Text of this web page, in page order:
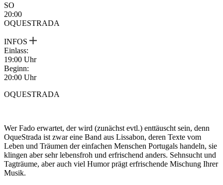
SO
20:00
OQUESTRADA
INFOS
Einlass:
19:00 Uhr
Beginn:
20:00 Uhr
OQUESTRADA
Wer Fado erwartet, der wird (zunächst evtl.) enttäuscht sein, denn
OqueStrada ist zwar eine Band aus Lissabon, deren Texte vom
Leben und Träumen der einfachen Menschen Portugals handeln, sie
klingen aber sehr lebensfroh und erfrischend anders. Sehnsucht und
Tagträume, aber auch viel Humor prägt erfrischende Mischung Ihrer
Musik.